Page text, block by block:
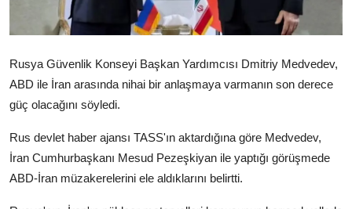
Rusya Güvenlik Konseyi Başkan Yardımcısı Dmitriy Medvedev,
ABD ile İran arasında nihai bir anlaşmaya varmanın son derece
güç olacağını söyledi.
Rus devlet haber ajansı TASS'ın aktardığına göre Medvedev,
İran Cumhurbaşkanı Mesud Pezeşkiyan ile yaptığı görüşmede
ABD-İran müzakerelerini ele aldıklarını belirtti.